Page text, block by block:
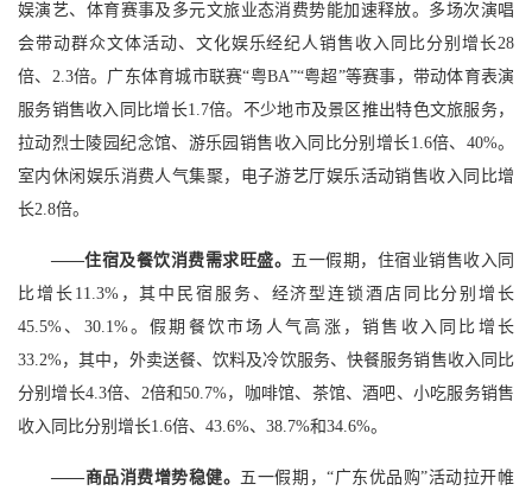
娱演艺、体育赛事及多元文旅业态消费势能加速释放。多场次演唱
会带动群众文体活动、文化娱乐经纪人销售收入同比分别增长28
倍、2.3倍。广东体育城市联赛“粤BA”“粤超”等赛事，带动体育表演
服务销售收入同比增长1.7倍。不少地市及景区推出特色文旅服务，
拉动烈士陵园纪念馆、游乐园销售收入同比分别增长1.6倍、40%。
室内休闲娱乐消费人气集聚，电子游艺厅娱乐活动销售收入同比增
长2.8倍。
——住宿及餐饮消费需求旺盛。 五一假期，住宿业销售收入同
比增长11.3%，其中民宿服务、经济型连锁酒店同比分别增长
45.5%、30.1%。假期餐饮市场人气高涨，销售收入同比增长
33.2%，其中，外卖送餐、饮料及冷饮服务、快餐服务销售收入同比
分别增长4.3倍、2倍和50.7%，咖啡馆、茶馆、酒吧、小吃服务销售
收入同比分别增长1.6倍、43.6%、38.7%和34.6%。
——商品消费增势稳健。 五一假期，“广东优品购”活动拉开帷